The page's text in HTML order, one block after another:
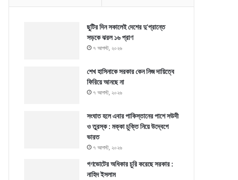
ছুটির দিন সকালেই দেশের দু’প্রান্তে
সড়কে ঝরল ১৬ প্রাণ
৭ আগস্ট, ২০২৬
শেখ হাসিনাকে সরকার কেন নিজ দায়িত্বে
ফিরিয়ে আনছে না
৭ আগস্ট, ২০২৬
সংঘাত হলে এবার পাকিস্তানের পাশে সউদী
ও তুরস্ক : মক্কা চুক্তি নিয়ে উদ্বেগে
ভারত
৭ আগস্ট, ২০২৬
গণভোটের অধিকার চুরি করেছে সরকার :
নাহিদ ইসলাম